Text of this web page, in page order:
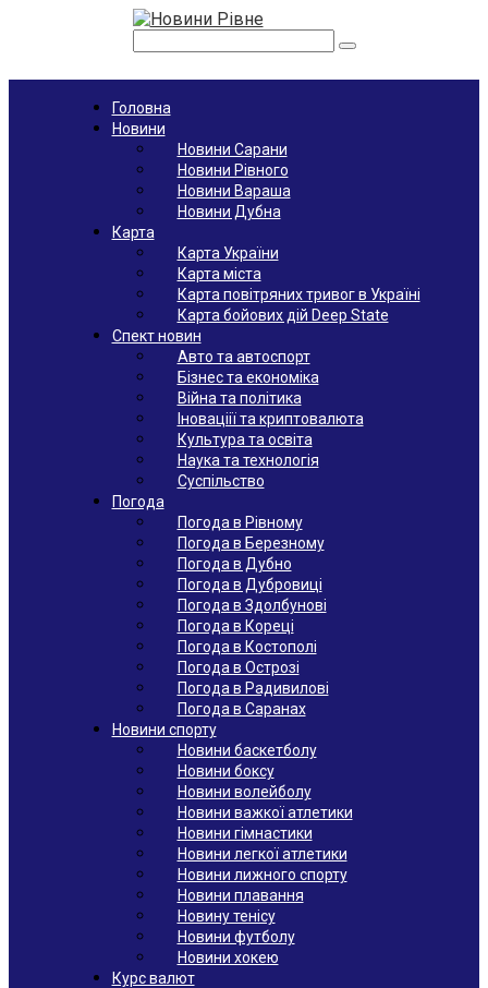
Головна
Новини
Новини Сарани
Новини Рівного
Новини Вараша
Новини Дубна
Карта
Карта України
Карта міста
Карта повітряних тривог в Україні
Карта бойових дій Deep State
Спект новин
Авто та автоспорт
Бізнес та економіка
Війна та політика
Іноваціії та криптовалюта
Культура та освіта
Наука та технологія
Суспільство
Погода
Погода в Рівному
Погода в Березному
Погода в Дубно
Погода в Дубровиці
Погода в Здолбунові
Погода в Кореці
Погода в Костополі
Погода в Острозі
Погода в Радивилові
Погода в Саранах
Новини спорту
Новини баскетболу
Новини боксу
Новини волейболу
Новини важкої атлетики
Новини гімнастики
Новини легкої атлетики
Новини лижного спорту
Новини плавання
Новину тенісу
Новини футболу
Новини хокею
Курс валют